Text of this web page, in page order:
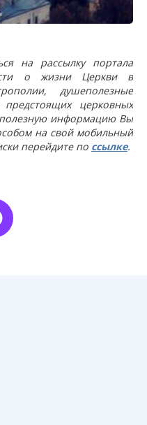
на рассылку портала
о жизни Церкви в
душеполезные
церковных
информацию Вы
на свой мобильный
перейдите по ссылке.